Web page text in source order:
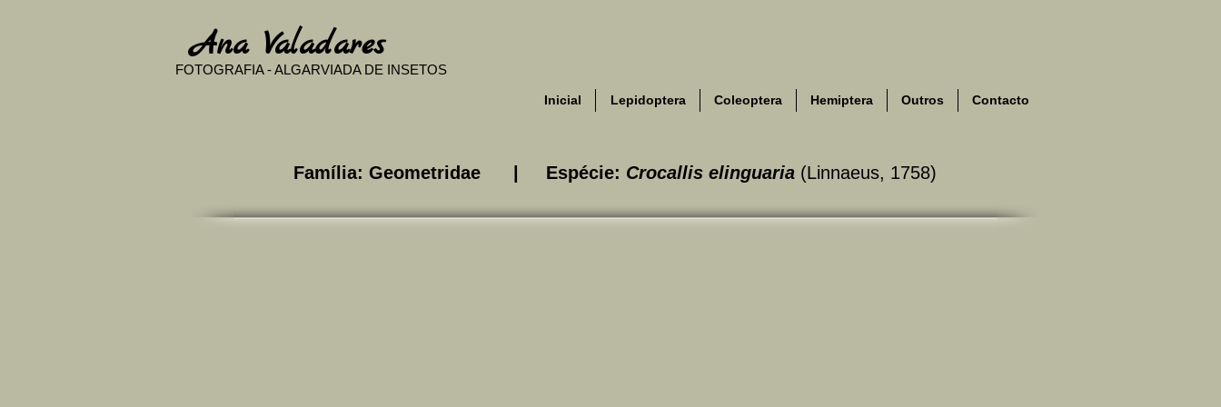
​Ana Valadares
FOTOGRAFIA - ALGARVIADA DE INSETOS
Inicial Lepidoptera Coleoptera Hemiptera Outros Contacto
Família: Geometridae | Espécie: Crocallis elinguaria (Linnaeus, 1758)